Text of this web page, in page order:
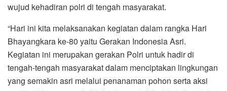
wujud kehadiran polri di tengah masyarakat.
“Hari ini kita melaksanakan kegiatan dalam rangka Hari
Bhayangkara ke-80 yaitu Gerakan Indonesia Asri.
Kegiatan ini merupakan gerakan Polri untuk hadir di
tengah-tengah masyarakat dalam menciptakan lingkungan
yang semakin asri melalui penanaman pohon serta aksi